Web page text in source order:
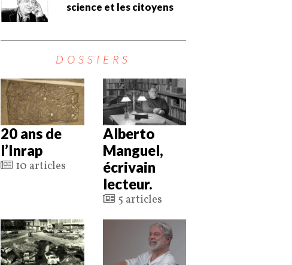
science et les citoyens
DOSSIERS
20 ans de
l’Inrap
10 articles
Alberto
Manguel,
écrivain
lecteur.
5 articles